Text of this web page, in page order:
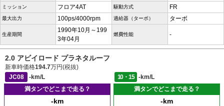
ミッション フロア4AT 駆動方式 FR
最大出力 100ps/4000rpm 過給器（ターボ） ターボ
生産期間
1990年10月～199
3年04月
燃費性能 -
2.0 アビイロード プラネタルーフ
新車時価格194.7万円(税抜)
JC08
-km/L 10・15
-km/L
満タンでどこまで走る？
-km
満タンでどこまで走る？
-km